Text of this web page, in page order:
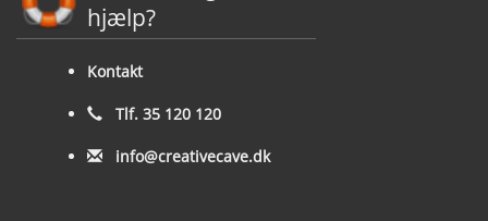
hjælp?
Kontakt
Tlf. 35 120 120
info@creativecave.dk